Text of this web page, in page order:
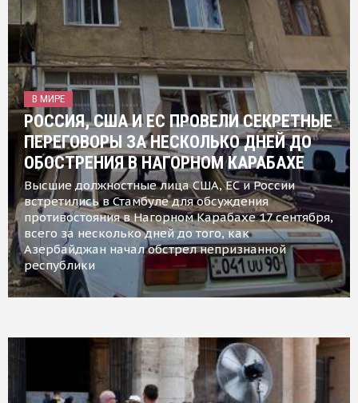
В МИРЕ
РОССИЯ, США И ЕС ПРОВЕЛИ СЕКРЕТНЫЕ
ПЕРЕГОВОРЫ ЗА НЕСКОЛЬКО ДНЕЙ ДО
ОБОСТРЕНИЯ В НАГОРНОМ КАРАБАХЕ
Высшие должностные лица США, ЕС и России
встретились в Стамбуле для обсуждения
противостояния в Нагорном Карабахе 17 сентября,
всего за несколько дней до того, как
Азербайджан начал обстрел непризнанной
республики